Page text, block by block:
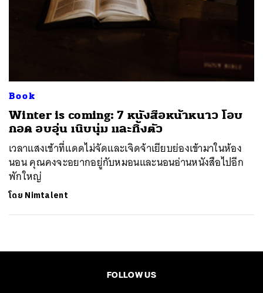
Book
Winter is coming: 7 หนังสือหน้าหนาว โอบ
กอด อบอุ่น เนิบนุ่ม และทิ้งตัว
เวลาแสงเช้าที่แดดไม่จัดและเจิดจ้าเยียบย่องเข้ามาในห้อง
นอน คุณคงจะอยากอยู่กับหมอนและนอนอ่านหนังสือไปอีก
พักใหญ่
โดย Nimtalent
FOLLOW US
EMAIL